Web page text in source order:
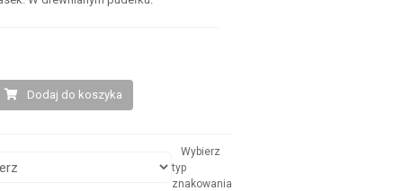
Dodaj do koszyka
Wybierz
typ
znakowania